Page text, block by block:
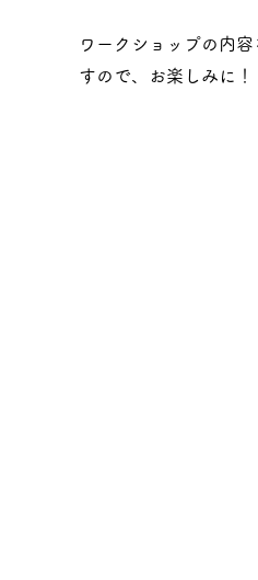
ワークショップの内
すので、お楽しみに！